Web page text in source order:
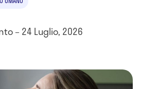
– 24 Luglio, 2026